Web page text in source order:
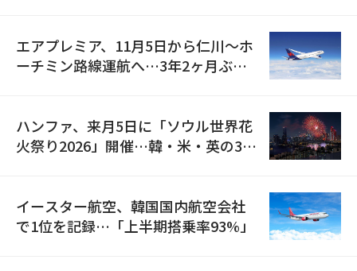
エアプレミア、11月5日から仁川〜ホ
ーチミン路線運航へ…3年2ヶ月ぶり
ハンファ、来月5日に「ソウル世界花
火祭り2026」開催…韓・米・英の3カ
イースター航空、韓国国内航空会社
で1位を記録…「上半期搭乗率93%」